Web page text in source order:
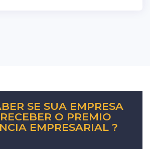
SE SUA EMPRESA
O PREMIO
EMPRESARIAL ?